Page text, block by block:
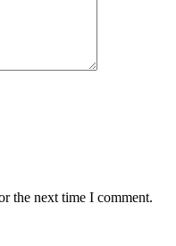
the next time I comment.